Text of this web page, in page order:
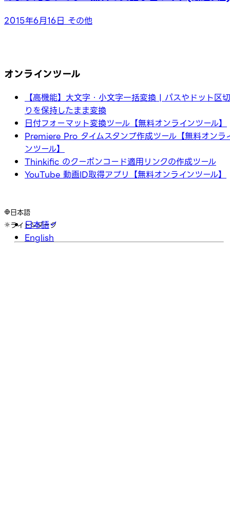
2015年6月16日 その他
オンラインツール
【高機能】大文字・小文字一括変換 | パスやドット区切
りを保持したまま変換
日付フォーマット変換ツール【無料オンラインツール】
Premiere Pro タイムスタンプ作成ツール【無料オンラ
ンツール】
Thinkific のクーポンコード適用リンクの作成ツール
YouTube 動画ID取得アプリ【無料オンラインツール】
日本語
日本語
English
ライト ダーク